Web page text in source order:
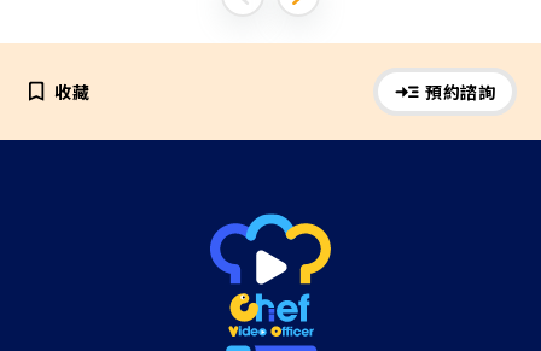
收藏 預約諮詢